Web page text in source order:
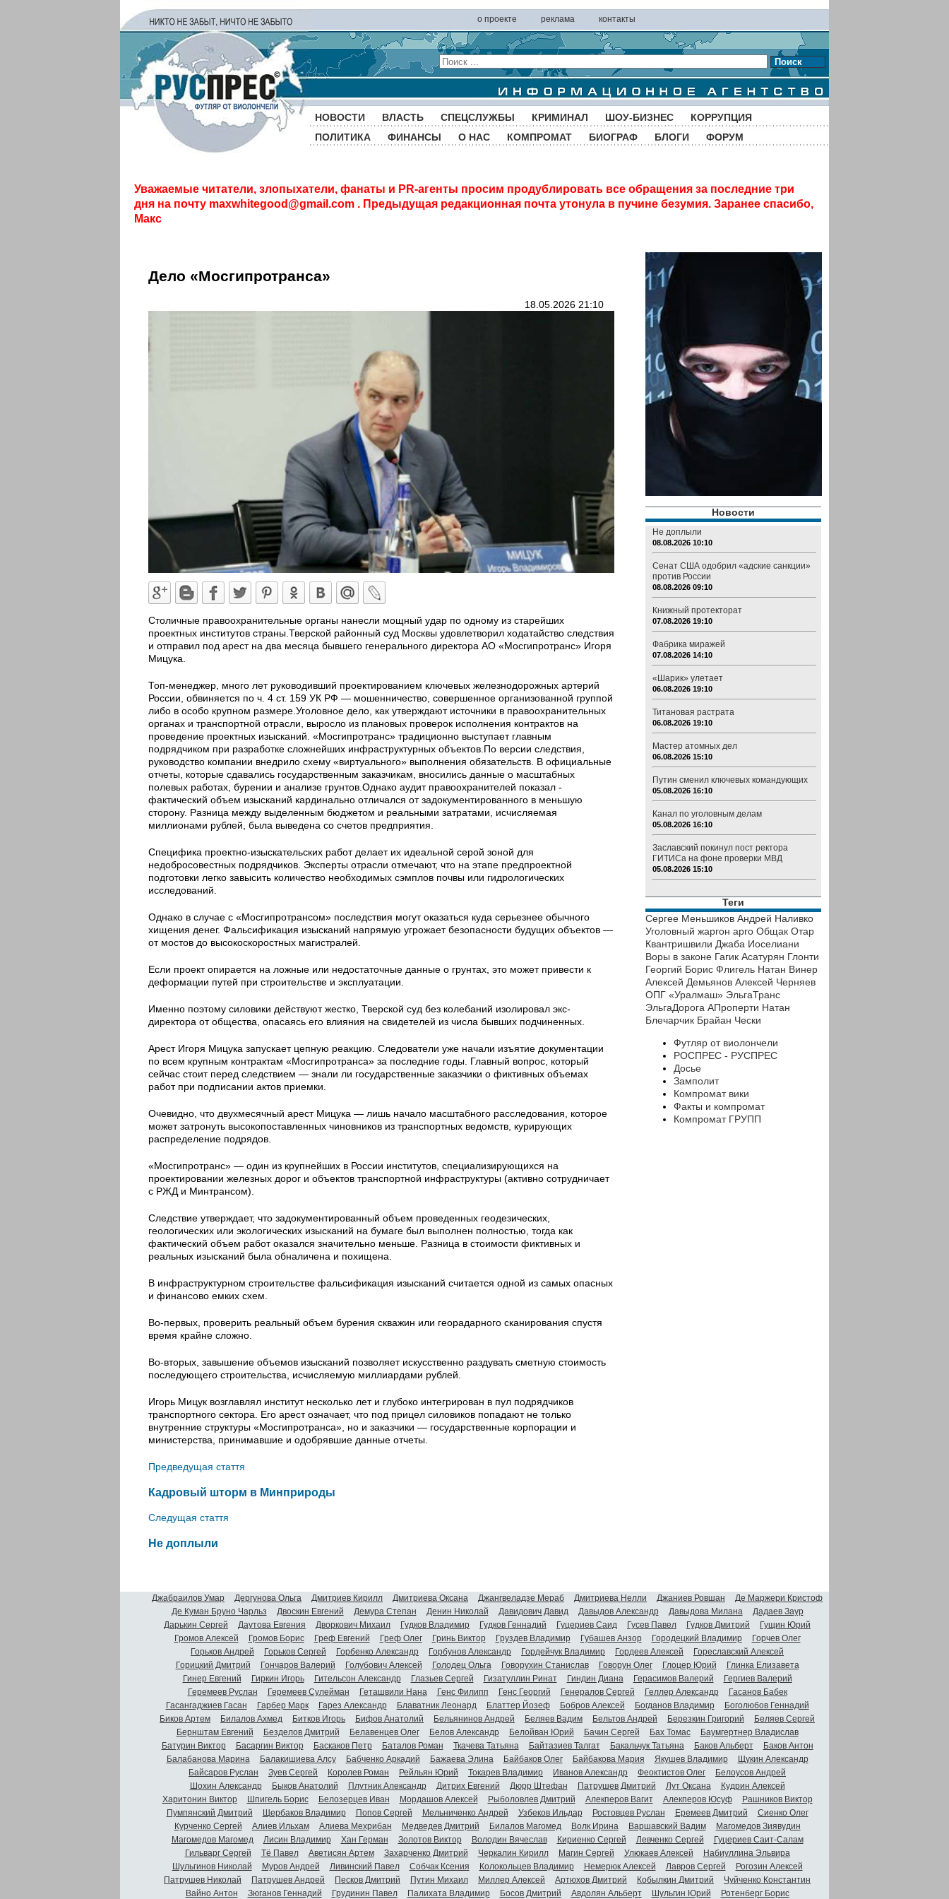
о проекте реклама контакты
Поиск
НОВОСТИ ВЛАСТЬ СПЕЦСЛУЖБЫ КРИМИНАЛ ШОУ-БИЗНЕС
КОРРУПЦИЯ
ПОЛИТИКА
ФИНАНСЫ О НАС КОМПРОМАТ БИОГРАФ БЛОГИ ФОРУМ
Уважаемые читатели, злопыхатели, фанаты и PR-агенты просим продублировать все обращения за последние три
дня на почту maxwhitegood@gmail.com . Предыдущая редакционная почта утонула в пучине безумия. Заранее спасибо,
Макс
Дело «Мосгипротранса»
18.05.2026 21:10
Столичные правоохранительные органы нанесли мощный удар по одному из старейших
проектных институтов страны.Тверской районный суд Москвы удовлетворил ходатайство следствия
и отправил под арест на два месяца бывшего генерального директора АО «Мосгипротранс» Игоря
Мицука.
Топ-менеджер, много лет руководивший проектированием ключевых железнодорожных артерий
России, обвиняется по ч. 4 ст. 159 УК РФ — мошенничество, совершенное организованной группой
либо в особо крупном размере.Уголовное дело, как утверждают источники в правоохранительных
органах и транспортной отрасли, выросло из плановых проверок исполнения контрактов на
проведение проектных изысканий. «Мосгипротранс» традиционно выступает главным
подрядчиком при разработке сложнейших инфраструктурных объектов.По версии следствия,
руководство компании внедрило схему «виртуального» выполнения обязательств. В официальные
отчеты, которые сдавались государственным заказчикам, вносились данные о масштабных
полевых работах, бурении и анализе грунтов.Однако аудит правоохранителей показал -
фактический объем изысканий кардинально отличался от задокументированного в меньшую
сторону. Разница между выделенным бюджетом и реальными затратами, исчисляемая
миллионами рублей, была выведена со счетов предприятия.
Специфика проектно-изыскательских работ делает их идеальной серой зоной для
недобросовестных подрядчиков. Эксперты отрасли отмечают, что на этапе предпроектной
подготовки легко завысить количество необходимых сэмплов почвы или гидрологических
исследований.
Однако в случае с «Мосгипротрансом» последствия могут оказаться куда серьезнее обычного
хищения денег. Фальсификация изысканий напрямую угрожает безопасности будущих объектов —
от мостов до высокоскоростных магистралей.
Если проект опирается на ложные или недостаточные данные о грунтах, это может привести к
деформации путей при строительстве и эксплуатации.
Именно поэтому силовики действуют жестко, Тверской суд без колебаний изолировал экс-
директора от общества, опасаясь его влияния на свидетелей из числа бывших подчиненных.
Арест Игоря Мицука запускает цепную реакцию. Следователи уже начали изъятие документации
по всем крупным контрактам «Мосгипротранса» за последние годы. Главный вопрос, который
сейчас стоит перед следствием — знали ли государственные заказчики о фиктивных объемах
работ при подписании актов приемки.
Очевидно, что двухмесячный арест Мицука — лишь начало масштабного расследования, которое
может затронуть высокопоставленных чиновников из транспортных ведомств, курирующих
распределение подрядов.
«Мосгипротранс» — один из крупнейших в России институтов, специализирующихся на
проектировании железных дорог и объектов транспортной инфраструктуры (активно сотрудничает
с РЖД и Минтрансом).
Следствие утверждает, что задокументированный объем проведенных геодезических,
геологических или экологических изысканий на бумаге был выполнен полностью, тогда как
фактический объем работ оказался значительно меньше. Разница в стоимости фиктивных и
реальных изысканий была обналичена и похищена.
В инфраструктурном строительстве фальсификация изысканий считается одной из самых опасных
и финансово емких схем.
Во-первых, проверить реальный объем бурения скважин или георадарного сканирования спустя
время крайне сложно.
Во-вторых, завышение объемов изысканий позволяет искусственно раздувать сметную стоимость
последующего строительства, исчисляемую миллиардами рублей.
Игорь Мицук возглавлял институт несколько лет и глубоко интегрирован в пул подрядчиков
транспортного сектора. Его арест означает, что под прицел силовиков попадают не только
внутренние структуры «Мосгипротранса», но и заказчики — государственные корпорации и
министерства, принимавшие и одобрявшие данные отчеты.
Предведущая стаття
Кадровый шторм в Минприроды
Следущая стаття
Не доплыли
Новости
Не доплыли
08.08.2026 10:10
Сенат США одобрил «адские санкции»
против России
08.08.2026 09:10
Книжный протекторат
07.08.2026 19:10
Фабрика миражей
07.08.2026 14:10
«Шарик» улетает
06.08.2026 19:10
Титановая растрата
06.08.2026 19:10
Мастер атомных дел
06.08.2026 15:10
Путин сменил ключевых командующих
05.08.2026 16:10
Канал по уголовным делам
05.08.2026 16:10
Заславский покинул пост ректора
ГИТИСа на фоне проверки МВД
05.08.2026 15:10
Теги
Сергее Меньшиков Андрей Наливко
Уголовный жаргон арго Общак Отар
Квантришвили Джаба Иоселиани
Воры в законе Гагик Асатурян Глонти
Георгий Борис Флигель Натан Винер
Алексей Демьянов Алексей Черняев
ОПГ «Уралмаш» ЭльгаТранс
ЭльгаДорога АПроперти Натан
Блечарчик Брайан Чески
Футляр от виолончели
РОСПРЕС - РУСПРЕС
Досье
Замполит
Компромат вики
Факты и компромат
Компромат ГРУПП
Джабраилов Умар Дергунова Ольга Дмитриев Кирилл Дмитриева Оксана Джангвеладзе Мераб Дмитриева Нелли Джаниев Ровшан
Де Маржери Кристоф
Де Куман Бруно Чарльз
Двоскин Евгений Демура Степан Денин Николай Давидович Давид Давыдов Александр Давыдова Милана
Дадаев Заур
Дарькин Сергей
Даутова Евгения Дворкович Михаил Гудков Владимир Гудков Геннадий Гуцериев Саид Гусев Павел Гудков Дмитрий
Гущин Юрий
Громов Алексей
Громов Борис Греф Евгений Греф Олег Гринь Виктор Груздев Владимир Губашев Анзор Городецкий Владимир
Горчев Олег
Горьков Андрей
Горьков Сергей Горбенко Александр Горбунов Александр Гордейчук Владимир Гордеев Алексей
Гореславский Алексей
Горицкий Дмитрий
Гончаров Валерий Голубович Алексей Голодец Ольга Говорухин Станислав Говорун Олег Глоцер Юрий
Глинка Елизавета
Гинер Евгений
Гиркин Игорь Гительсон Александр Глазьев Сергей Гизатуллин Ринат Гиндин Диана Герасимов Валерий
Гергиев Валерий
Геремеев Руслан
Геремеев Сулейман Геташвили Нана Генс Филипп Генс Георгий Генералов Сергей Геллер Александр
Гасанов Бабек
Гасангаджиев Гасан
Гарбер Марк Гарез Александр Блаватник Леонард Блаттер Йозеф Бобров Алексей Богданов Владимир
Боголюбов Геннадий
Биков Артем
Билалов Ахмед Битков Игорь Бифов Анатолий Бельянинов Андрей Беляев Вадим Бельтов Андрей Березкин Григорий
Беляев Сергей
Бернштам Евгений
Безделов Дмитрий Белавенцев Олег Белов Александр Белойван Юрий Бачин Сергей Бах Томас
Баумгертнер Владислав
Батурин Виктор
Басаргин Виктор Баскаков Петр Баталов Роман Ткачева Татьяна Байтазиев Талгат Бакальчук Татьяна Баков Альберт
Баков Антон
Балабанова Марина
Балакишиева Алсу Бабченко Аркадий Бажаева Элина Байбаков Олег Байбакова Мария Якушев Владимир
Щукин Александр
Байсаров Руслан
Зуев Сергей Королев Роман Рейльян Юрий Токарев Владимир Иванов Александр Феоктистов Олег
Белоусов Андрей
Шохин Александр
Быков Анатолий Плутник Александр Дитрих Евгений Дюрр Штефан Патрушев Дмитрий Лут Оксана
Кудрин Алексей
Харитонин Виктор
Шпигель Борис Белозерцев Иван Мордашов Алексей Рыболовлев Дмитрий Алекперов Вагит Алекперов Юсуф
Рашников Виктор
Пумпянский Дмитрий
Щербаков Владимир Попов Сергей Мельниченко Андрей Узбеков Ильдар Ростовцев Руслан Еремеев Дмитрий
Сиенко Олег
Курченко Сергей
Алиев Ильхам Алиева Мехрибан Медведев Дмитрий Билалов Магомед Волк Ирина Варшавский Вадим
Магомедов Зиявудин
Магомедов Магомед
Лисин Владимир Хан Герман Золотов Виктор Володин Вячеслав Кириенко Сергей Левченко Сергей
Гуцериев Саит-Салам
Гильварг Сергей
Тё Павел Аветисян Артем Захарченко Дмитрий Черкалин Кирилл Магин Сергей Улюкаев Алексей
Набиуллина Эльвира
Шульгинов Николай
Муров Андрей Ливинский Павел Собчак Ксения Колокольцев Владимир Немерюк Алексей Лавров Сергей
Рогозин Алексей
Патрушев Николай
Патрушев Андрей Песков Дмитрий Путин Михаил Миллер Алексей Артюхов Дмитрий Кобылкин Дмитрий
Чуйченко Константин
Вайно Антон
Зюганов Геннадий Грудинин Павел Палихата Владимир Босов Дмитрий Авдолян Альберт Шульгин Юрий Ротенберг Борис